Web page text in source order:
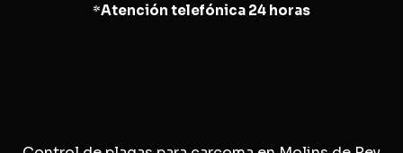
*Atención telefónica 24 horas